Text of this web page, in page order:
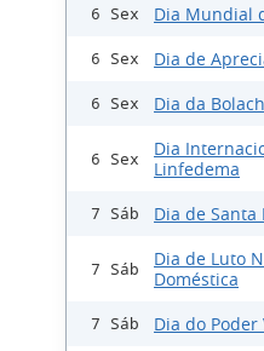
6 Sex Dia Mundial
6 Sex Dia de
6 Sex Dia da
6 Sex
Dia
Linfedema
7 Sáb Dia de
7 Sáb
Dia de Luto
Doméstica
7 Sáb Dia do Poder